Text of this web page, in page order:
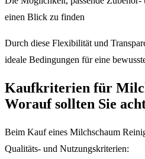
einen Blick zu finden
Durch diese Flexibilität und
ideale Bedingungen für eine
Kaufkriterien für
Worauf sollten Sie
Beim Kauf eines Milchschaum
Qualitäts- und Nutzungskriterien: